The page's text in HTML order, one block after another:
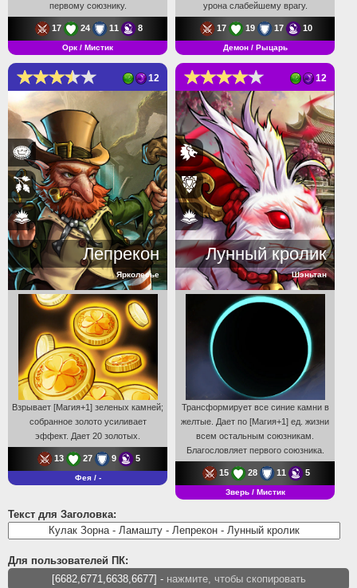
первому союзнику.
17 24 11 8
Орк / Мистик
урона слабейшему врагу.
17 19 17 10
Демон / Рыцарь
12
Лепрекон
Ярколесье
Взрывает [Магия+1] зеленых камней;
собранное золото усиливает
эффект. Дает 20 золотых.
13 27 9 5
Фея / -
12
Лунный кролик
Шэньтан
Трансформирует все синие камни в
желтые. Дает по [Магия+1] ед. жизни
всем остальным союзникам.
Благословляет первого союзника.
15 28 11 5
Зверь / Мистик
Текст для Заголовка:
Для пользователей ПК:
[6682,6771,6638,6677] - нажмите, чтобы скопировать